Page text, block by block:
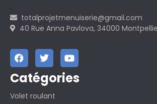
totalprojetmenuiserie@gmail.com
40 Rue Anna Pavlova, 34000
Catégories
Volet roulant